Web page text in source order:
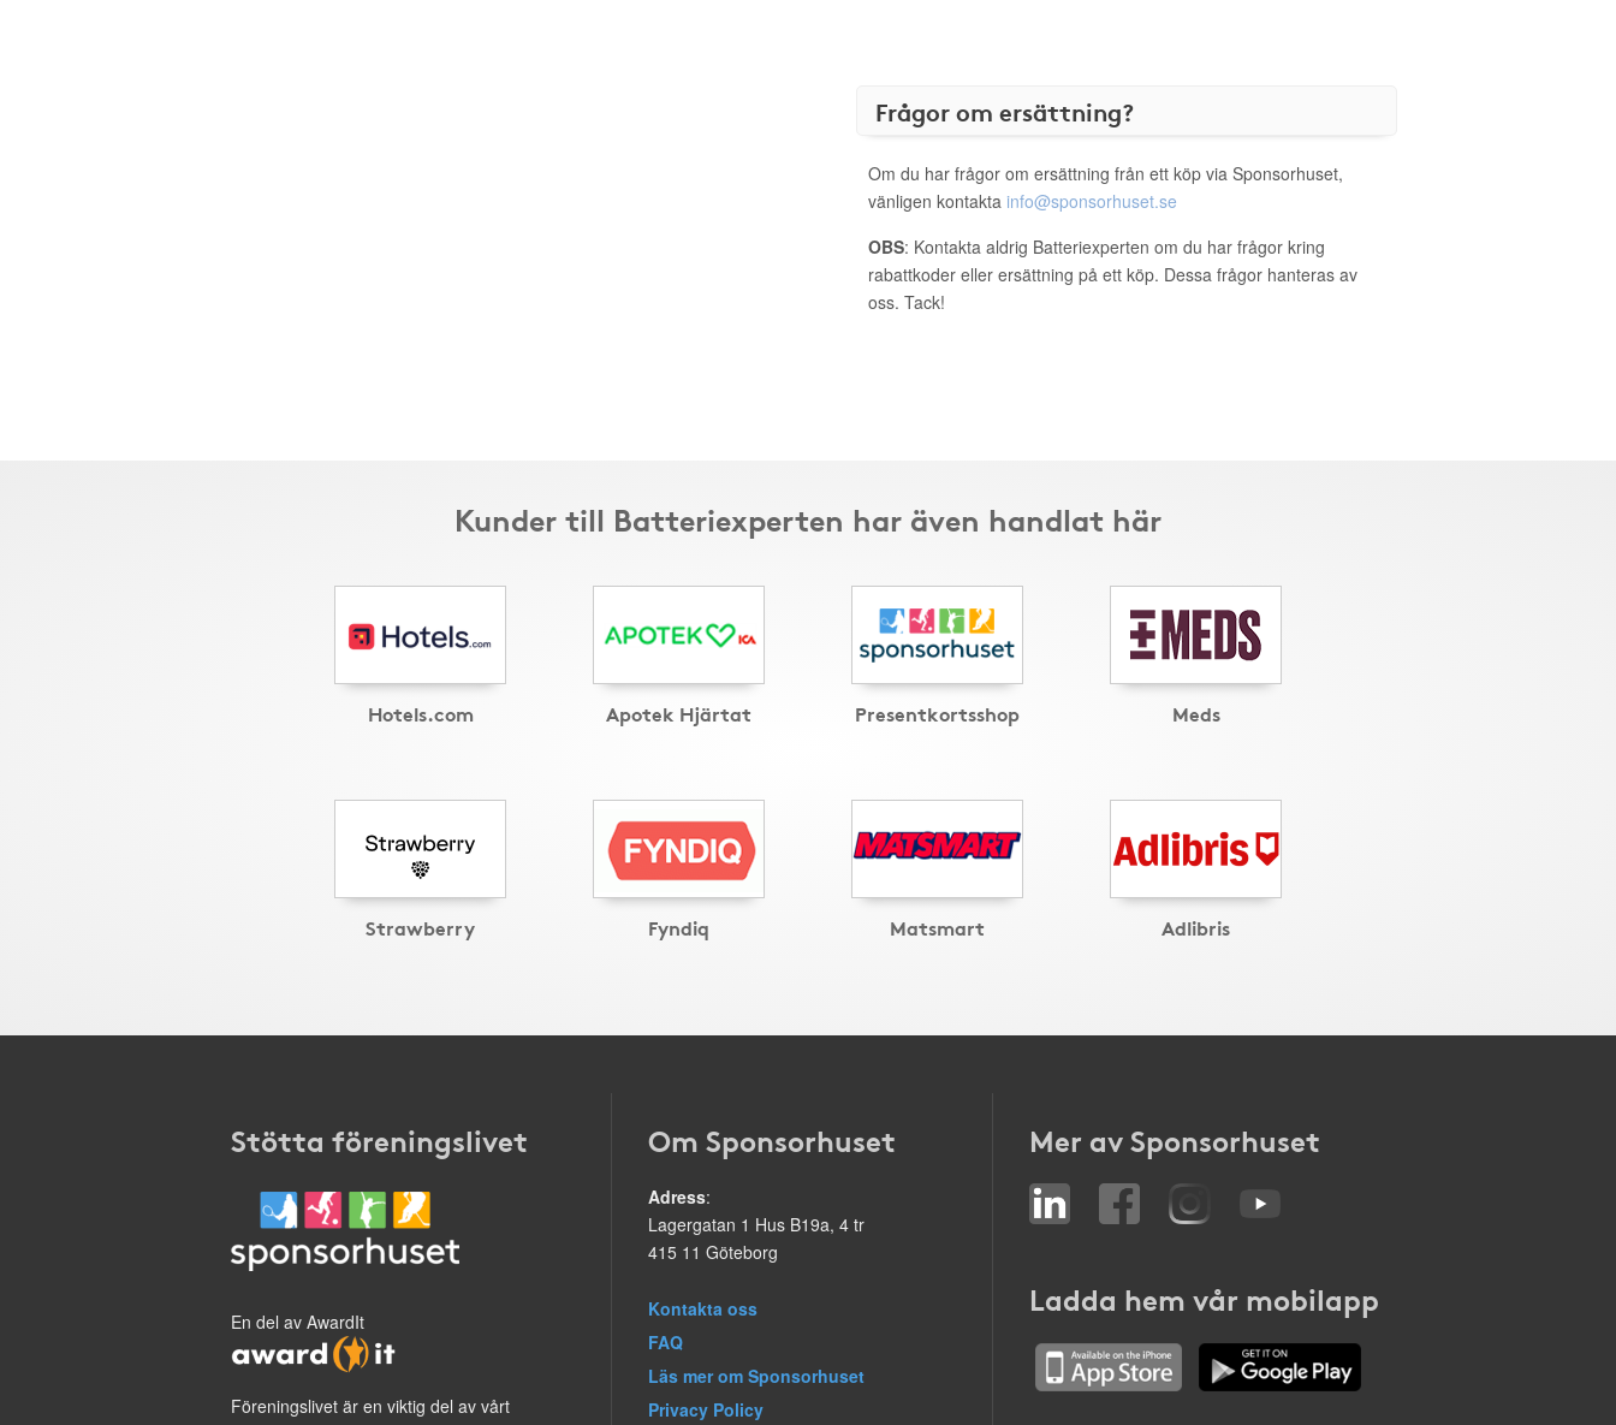
Frågor om ersättning?
Om du har frågor om ersättning från ett köp via Sponsorhuset,
vänligen kontakta info@sponsorhuset.se
OBS: Kontakta aldrig Batteriexperten om du har frågor kring
rabattkoder eller ersättning på ett köp. Dessa frågor hanteras av
oss. Tack!
Kunder till Batteriexperten har även handlat här
Hotels.com Apotek Hjärtat Presentkortsshop Meds
Strawberry Fyndiq Matsmart Adlibris
Stötta föreningslivet
En del av AwardIt
Föreningslivet är en viktig del av vårt
Om Sponsorhuset
Adress:
Lagergatan 1 Hus B19a, 4 tr
415 11 Göteborg
Kontakta oss
FAQ
Läs mer om Sponsorhuset
Privacy Policy
Mer av Sponsorhuset
Ladda hem vår mobilapp